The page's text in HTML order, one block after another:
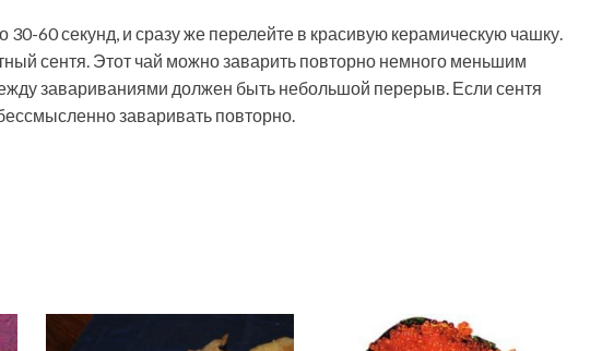
30-60 секунд, и сразу же перелейте в красивую керамическую чашку.
сентя. Этот чай можно заварить повторно немного меньшим
завариваниями должен быть небольшой перерыв. Если сентя
заваривать повторно.